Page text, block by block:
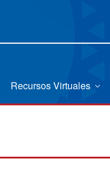
Recursos Virtuales